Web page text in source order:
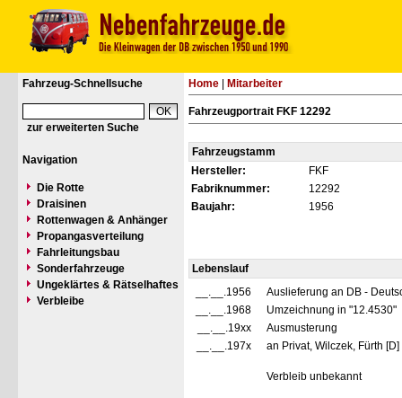
Fahrzeug-Schnellsuche
zur erweiterten Suche
Navigation
Die Rotte
Draisinen
Rottenwagen & Anhänger
Propangasverteilung
Fahrleitungsbau
Sonderfahrzeuge
Ungeklärtes & Rätselhaftes
Verbleibe
Home Mitarbeiter
Fahrzeugportrait FKF 12292
Fahrzeugstamm
Hersteller:
FKF
Fabriknummer:
12292
Baujahr:
1956
Lebenslauf
__.__.1956
Auslieferung an DB -
__.__.1968
Umzeichnung in "12.4530"
__.__.19xx
Ausmusterung
__.__.197x
an Privat, Wilczek, Fürth
Verbleib unbekannt